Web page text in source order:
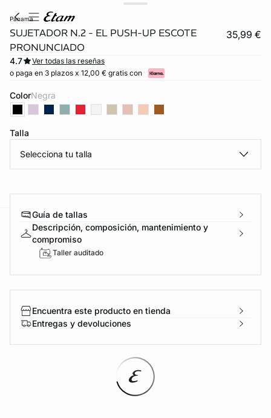
panama
SUJETADOR N.2 - EL PUSH-UP ESCOTE
PRONUNCIADO
35,99 €
4.7
Ver todas las reseñas
o paga en 3 plazos x 12,00 € gratis con
Color negra
Talla
Selecciona tu talla
Guía de tallas
Descripción, composición, mantenimiento y
compromiso
Taller auditado
Encuentra este producto en tienda
Entregas y devoluciones